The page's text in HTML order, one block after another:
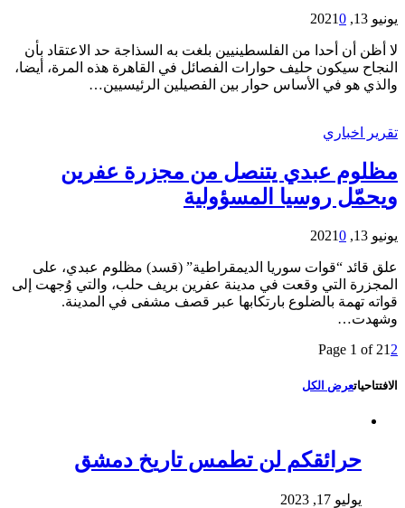
يونيو 13, 2021 0
لا أظن أن أحدا من الفلسطينيين بلغت به السذاجة حد الاعتقاد بأن
النجاح سيكون حليف حوارات الفصائل في القاهرة هذه المرة، أيضا،
والذي هو في الأساس حوار بين الفصيلين الرئيسيين…
تقرير اخباري
مظلوم عبدي يتنصل من مجزرة عفرين
ويحمّل روسيا المسؤولية
يونيو 13, 2021 0
علق قائد “قوات سوريا الديمقراطية” (قسد) مظلوم عبدي، على
المجزرة التي وقعت في مدينة عفرين بريف حلب، والتي وُجهت إلى
قواته تهمة بالضلوع بارتكابها عبر قصف مشفى في المدينة.
وشهدت…
Page 1 of 212
الافتتاحياتعرض الكل
حرائقكم لن تطمس تاريخ دمشق
يوليو 17, 2023